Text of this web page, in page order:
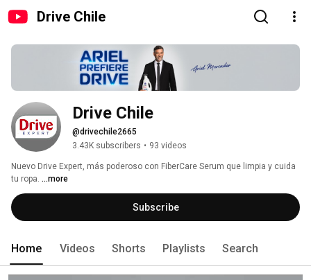
Drive Chile
Drive Chile
@drivechile2665
3.43K subscribers • 93 videos
Nuevo Drive Expert, más poderoso con FiberCare Serum que limpia y cuida
tu ropa. ...more
Subscribe
Home Videos Shorts Playlists Search